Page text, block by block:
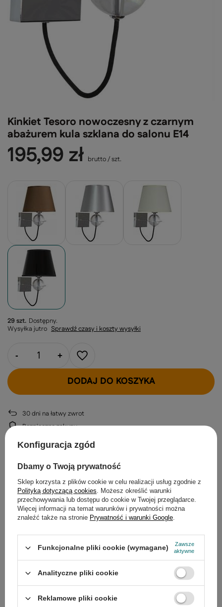
Kinkiet Tesoro nowoczesny z czarnym
abażurem kula szklana do salonu E14
29 szt. Dostępny
Wysyłka jutro Sprawdź czasy i koszty wysyłki
195,99 zł brutto/szt.
- +
DODAJ DO KOSZYKA
30dni na łatwy zwrot
Bezpieczne zakupy
Opis
Szczegółowe dane
Opinie (0)
Zadaj pytanie a my odpowiemy
Konfiguracja zgód
Dbamy o Twoją prywatność
Sklep korzysta z plików cookie w celu realizacji usług zgodnie z
Polityką dotyczącą cookies. Możesz określić warunki
przechowywania lub dostępu do cookie w Twojej przeglądarce.
Więcej informacji na temat warunków i prywatności można
znaleźć także na stronie Prywatność i warunki Google.
Funkcjonalne pliki cookie (wymagane)
Zawsze
aktywne
Analityczne pliki cookie
Reklamowe pliki cookie